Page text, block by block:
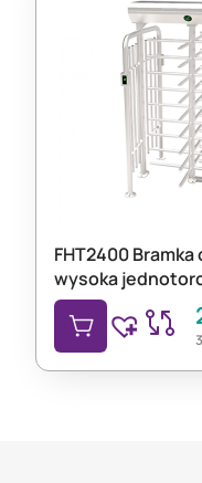
FHT2400
wysoka